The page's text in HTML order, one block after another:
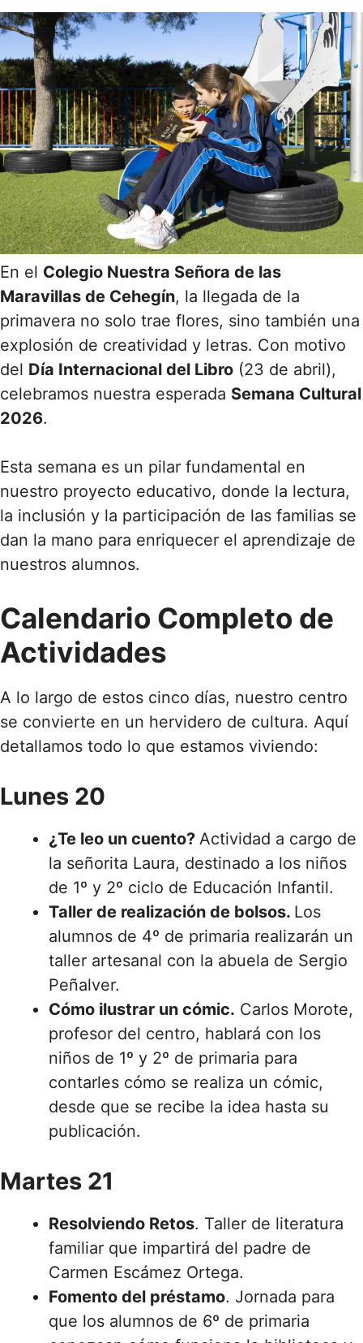
En el Colegio Nuestra Señora de las
Maravillas de Cehegín, la llegada de la
primavera no solo trae flores, sino también una
explosión de creatividad y letras. Con motivo
del Día Internacional del Libro (23 de abril),
celebramos nuestra esperada Semana Cultural
2026.
Esta semana es un pilar fundamental en
nuestro proyecto educativo, donde la lectura,
la inclusión y la participación de las familias se
dan la mano para enriquecer el aprendizaje de
nuestros alumnos.
Calendario Completo de
Actividades
A lo largo de estos cinco días, nuestro centro
se convierte en un hervidero de cultura. Aquí
detallamos todo lo que estamos viviendo:
Lunes 20
¿Te leo un cuento? Actividad a cargo de
la señorita Laura, destinado a los niños
de 1º y 2º ciclo de Educación Infantil.
Taller de realización de bolsos. Los
alumnos de 4º de primaria realizarán un
taller artesanal con la abuela de Sergio
Peñalver.
Cómo ilustrar un cómic. Carlos Morote,
profesor del centro, hablará con los
niños de 1º y 2º de primaria para
contarles cómo se realiza un cómic,
desde que se recibe la idea hasta su
publicación.
Martes 21
Resolviendo Retos. Taller de literatura
familiar que impartirá del padre de
Carmen Escámez Ortega.
Fomento del préstamo. Jornada para
que los alumnos de 6º de primaria